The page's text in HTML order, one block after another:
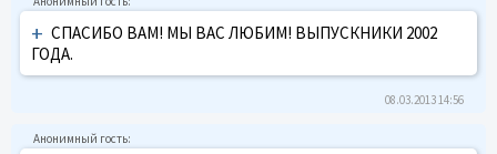
+ СПАСИБО ВАМ! МЫ ВАС ЛЮБИМ! ВЫПУСКНИКИ 2002
ГОДА.
08.03.2013 14:56